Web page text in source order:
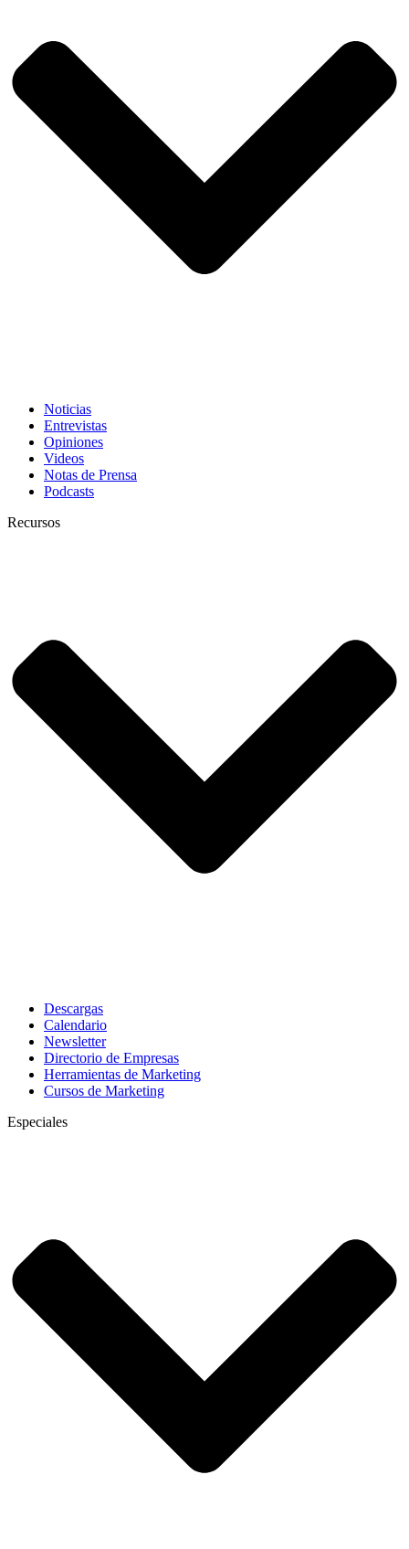
Noticias
Entrevistas
Opiniones
Videos
Notas de Prensa
Podcasts
Recursos
Descargas
Calendario
Newsletter
Directorio de Empresas
Herramientas de Marketing
Cursos de Marketing
Especiales